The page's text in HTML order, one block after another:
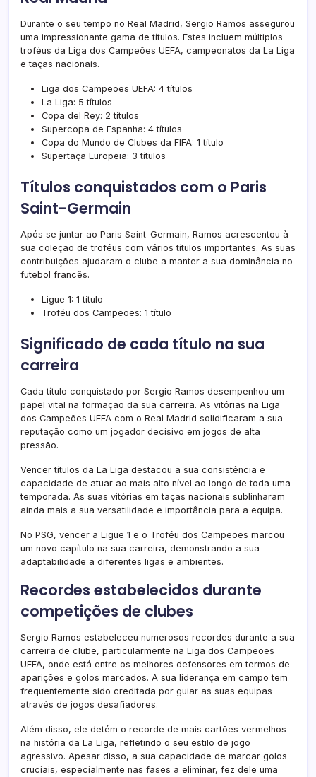
Durante o seu tempo no Real Madrid, Sergio Ramos assegurou
uma impressionante gama de títulos. Estes incluem múltiplos
troféus da Liga dos Campeões UEFA, campeonatos da La Liga
e taças nacionais.
Liga dos Campeões UEFA: 4 títulos
La Liga: 5 títulos
Copa del Rey: 2 títulos
Supercopa de Espanha: 4 títulos
Copa do Mundo de Clubes da FIFA: 1 título
Supertaça Europeia: 3 títulos
Títulos conquistados com o Paris
Saint-Germain
Após se juntar ao Paris Saint-Germain, Ramos acrescentou à
sua coleção de troféus com vários títulos importantes. As suas
contribuições ajudaram o clube a manter a sua dominância no
futebol francês.
Ligue 1: 1 título
Troféu dos Campeões: 1 título
Significado de cada título na sua
carreira
Cada título conquistado por Sergio Ramos desempenhou um
papel vital na formação da sua carreira. As vitórias na Liga
dos Campeões UEFA com o Real Madrid solidificaram a sua
reputação como um jogador decisivo em jogos de alta
pressão.
Vencer títulos da La Liga destacou a sua consistência e
capacidade de atuar ao mais alto nível ao longo de toda uma
temporada. As suas vitórias em taças nacionais sublinharam
ainda mais a sua versatilidade e importância para a equipa.
No PSG, vencer a Ligue 1 e o Troféu dos Campeões marcou
um novo capítulo na sua carreira, demonstrando a sua
adaptabilidade a diferentes ligas e ambientes.
Recordes estabelecidos durante
competições de clubes
Sergio Ramos estabeleceu numerosos recordes durante a sua
carreira de clube, particularmente na Liga dos Campeões
UEFA, onde está entre os melhores defensores em termos de
aparições e golos marcados. A sua liderança em campo tem
frequentemente sido creditada por guiar as suas equipas
através de jogos desafiadores.
Além disso, ele detém o recorde de mais cartões vermelhos
na história da La Liga, refletindo o seu estilo de jogo
agressivo. Apesar disso, a sua capacidade de marcar golos
cruciais, especialmente nas fases a eliminar, fez dele uma